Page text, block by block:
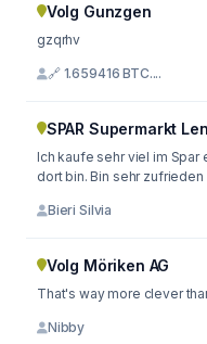
Volg Gunzgen
gzqrhv
🔗 1.659416 BTC....
SPAR Supermarkt
Ich kaufe sehr viel im Spar
dort bin. Bin sehr zufrieden
Bieri Silvia
Volg Möriken AG
That's way more clever
Nibby